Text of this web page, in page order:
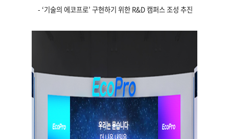
- ‘기술의 에코프로’ 구현하기 위한 R&D 캠퍼스 조성 추진